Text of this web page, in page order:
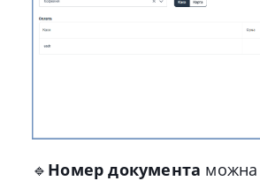
🔹 Номер документа можна